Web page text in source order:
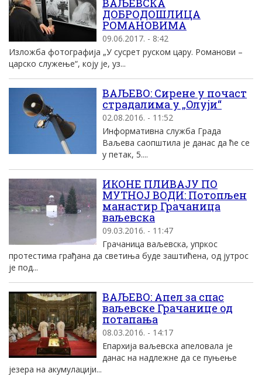
ВАЉЕВСКА
ДОБРОДОШЛИЦА
РОМАНОВИМА
09.06.2017. - 8:42
Изложба фотографија „У сусрет руском цару. Романови –
царско служење“, коју је, уз...
ВАЉЕВО: Сирене у почаст
страдалима у „Oлуjи“
02.08.2016. - 11:52
Информативна служба Града
Ваљева саопштила jе данас да ће се
у петак, 5....
ИКОНЕ ПЛИВАЈУ ПО
МУТНОЈ ВОДИ: Потопљен
манастир Грачаница
ваљевска
09.03.2016. - 11:47
Грачаница ваљевска, упркос
протестима грађана да светиња буде заштићена, од јутрос
је под...
ВАЉЕВО: Aпел за спас
ваљевске Грачанице од
потапања
08.03.2016. - 14:17
Eпархиjа ваљевска апеловала jе
данас на надлежне да се пуњење
jезера на акумулациjи...